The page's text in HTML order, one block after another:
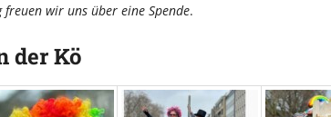
freuen wir uns über eine Spende.
der Kö